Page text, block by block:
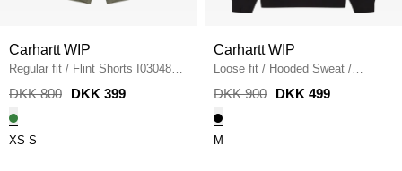
Carhartt WIP
Regular fit / Flint Shorts I030480 /
PARK
DKK 800 DKK 399
XS S
Carhartt WIP
Loose fit / Hooded Sweat /
BLACK
DKK 900 DKK 499
M